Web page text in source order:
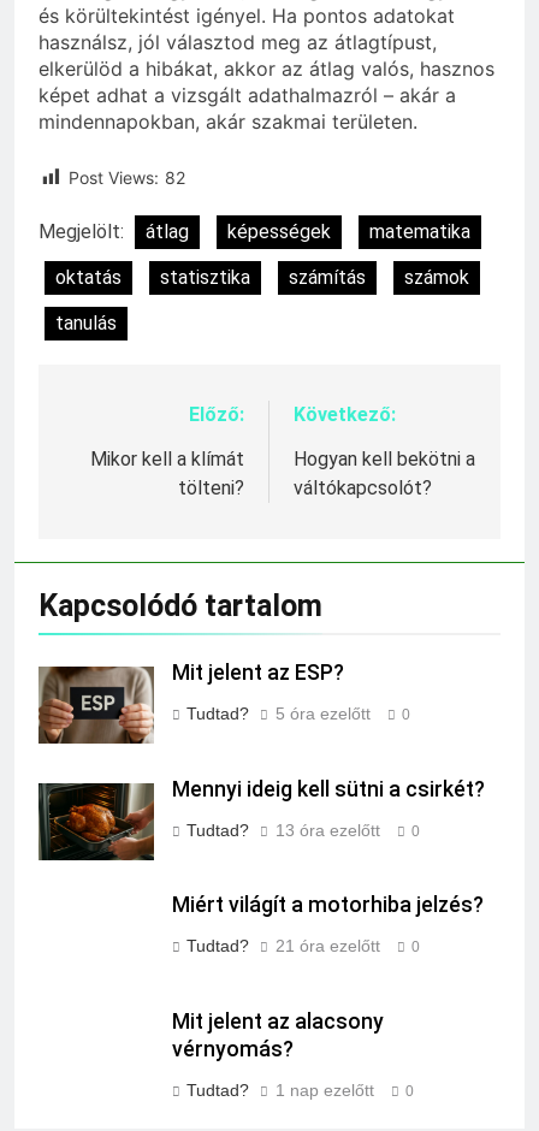
és körültekintést igényel. Ha pontos adatokat
használsz, jól választod meg az átlagtípust,
elkerülöd a hibákat, akkor az átlag valós, hasznos
képet adhat a vizsgált adathalmazról – akár a
mindennapokban, akár szakmai területen.
Post Views: 82
Megjelölt: átlag képességek
matematika
oktatás
statisztika számítás
számok
tanulás
Bejegyzés
navigáció
Előző:
Mikor kell a klímát
tölteni?
Következő:
Hogyan kell bekötni a
váltókapcsolót?
Kapcsolódó tartalom
Mit jelent az ESP?
Tudtad? 5 óra ezelőtt 0
Mennyi ideig kell sütni a csirkét?
Tudtad? 13 óra ezelőtt 0
Miért világít a motorhiba jelzés?
Tudtad? 21 óra ezelőtt 0
Mit jelent az alacsony
vérnyomás?
Tudtad? 1 nap ezelőtt 0